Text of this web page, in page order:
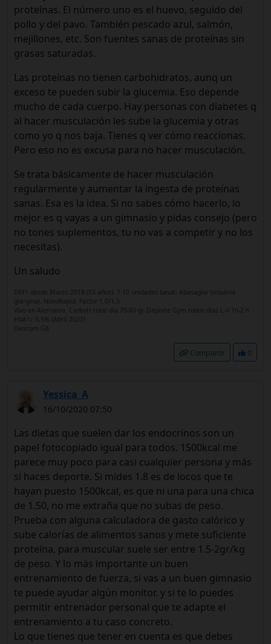
proteínas. El número uno es el huevo, seguido del
pollo y del pavo. También pescado azul, salmón,
mejillones, etc. Son fuentes sanas de proteínas sin
grasas saturadas.
Las proteínas no tienen carbohidratos, aunq un
exceso te pueden subir la glucemia. Eso depende
mucho de cada cuerpo. Hay personas con diabetes q
al hacer musculación les sube la glucemia y otras
como yo q nos baja. Tienes q ver cómo reaccionas.
Pero eso no es excusa para no hacer musculación.
Se trata básicamente de hacer musculación
regularmente y aumentar la ingesta de proteínas
sanas. Esa es la idea. Si no sabes cómo hacerlo, lo
mejor es q vayas a un gimnasio y pidas consejo (pero
no tones suplementos, tu no vas a competir y no los
necesitas).
Un saludo
DM1 desde Marzo 2018 (53 años). 7-10 unidades basal: Abasaglar (insulina
glargina). NovoRapid. Factor 1.0/1.5.
Vivo en Alemania. CarboH total dia 70-80 gr. Deporte Gym todos dias L-V 1h-2 h
HbA1c 5,5% (Abril 2022)
Dexcom G6
Compartir 0
Yessica_A
16/10/2020 07:50
Las dietas que suelen dar los endocrinos son un
papel fotocopiado igual para todos. 1500kcal me
parece muy poco para casi cualquier persona y más
si haces deporte. Si mides 1.8 es de locos que te
hayan puesto 1500kcal, es que ni una para una chica
de 1.50, no me extraña que no subas de peso.
Prueba con alguna calculadora de gasto calórico y
sube calorías de alimentos sanos y mete suficiente
proteína, para muscular suele ser entre 1.5-2gr/kg
de peso. Y lo más importante un buen
entrenamiento de fuerza, si vas a un buen gimnasio
te puede ayudar algún monitor. y si te lo puedes
permitir entrenador personal que te adapte el
entrenamiento a tu caso concreto.
Lo que tienes que tener en cuenta es que debes